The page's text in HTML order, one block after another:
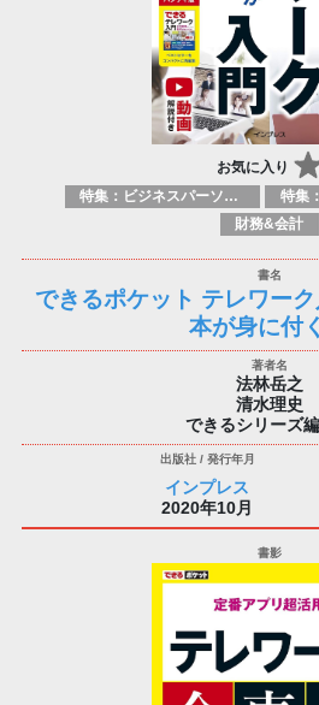
お気に入り
特集：ビジネスパーソン必携の一冊 特集
財務&会計
できるポケット テレワー
本が身に付
法林岳之
清水理史
できるシリーズ
インプレス
2020年10月